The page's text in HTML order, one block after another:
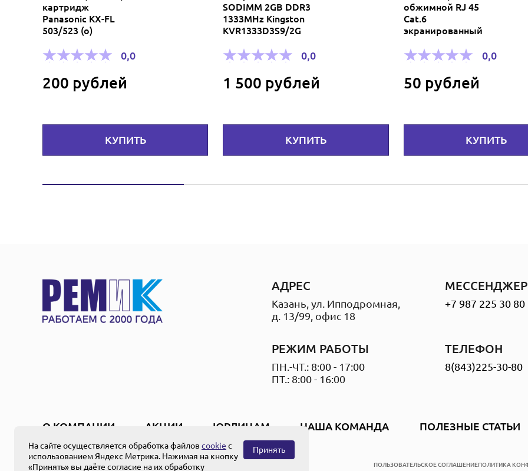
SODIMM 2GB DDR3
1333MHz Kingston
KVR1333D3S9/2G
1 500 рублей
КУПИТЬ
обжимной RJ 45
Cat.6
экранированный
50 рублей
КУПИТЬ
размыкаемых
плинтов на 100 пар
Silverlan
1 500 рублей
КУПИТЬ
АДРЕС
Казань, ул. Ипподромная,
д. 13/99, офис 18
МЕССЕНДЖЕР
+7 987 225 30 80
РЕЖИМ РАБОТЫ
ПН.-ЧТ.: 8:00 - 17:00
ПТ.: 8:00 - 16:00
ТЕЛЕФОН
8(843)225-30-80
О КОМПАНИИ АКЦИИ ЮРЛИЦАМ НАША КОМАНДА ПОЛЕЗНЫЕ СТАТЬИ
Создание и продвижение ПОЛЬЗОВАТЕЛЬСКОЕ СОГЛАШЕНИЕПОЛИТИКА
На сайте осуществляется обработка файлов cookie с
использованием Яндекс Метрика. Нажимая на кнопку
«Принять» вы даёте согласие на их обработку
Принять